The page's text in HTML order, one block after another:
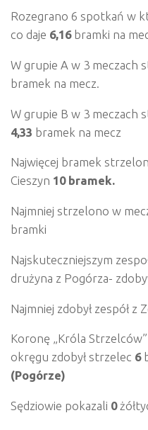
Rozegrano 6 spotkań w
co daje 6,16bramki na
W grupie A w 3 meczach
bramek na mecz.
W grupie B w 3 meczach
4,33 bramek na mecz
Najwięcej bramek
Cieszyn 10 bramek.
Najmniej strzelono w
bramki
Najskuteczniejszym
drużyna z Pogórza-
Najmniej zdobył zespół z
Koronę „Króla
okręgu zdobył strzelec 6
(Pogórze)
Sędziowie pokazali 0